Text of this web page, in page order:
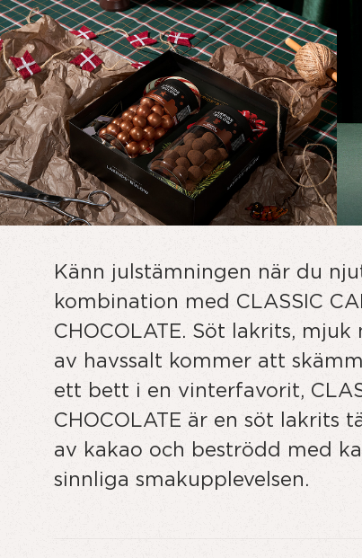
Känn julstämningen när du
kombination med CLASSIC
CHOCOLATE. Söt lakrits,
av havssalt kommer att
ett bett i en vinterfavorit,
CHOCOLATE är en söt
av kakao och beströdd med
sinnliga smakupplevelsen.